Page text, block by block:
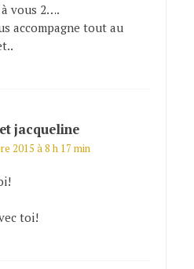
vous 2….
accompagne tout au
jacqueline
2015 à 8 h 17 min
toi!